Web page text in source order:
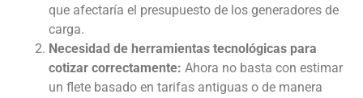
que afectaría el presupuesto de los generadores de
carga.
Necesidad de herramientas tecnológicas para
cotizar correctamente: Ahora no basta con estimar
un flete basado en tarifas antiguas o de manera